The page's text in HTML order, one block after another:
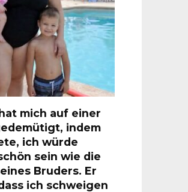
mich auf einer
indem
ich würde
sein wie die
Bruders. Er
ich schweigen